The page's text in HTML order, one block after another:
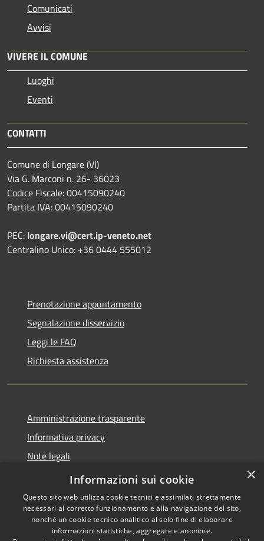
Comunicati
Avvisi
VIVERE IL COMUNE
Luoghi
Eventi
CONTATTI
Comune di Longare (VI)
Via G. Marconi n. 26- 36023
Codice Fiscale: 00415090240
Partita IVA: 00415090240
PEC: longare.vi@cert.ip-veneto.net
Centralino Unico: +36 0444 555012
Prenotazione appuntamento
Segnalazione disservizio
Leggi le FAQ
Richiesta assistenza
Amministrazione trasparente
Informativa privacy
Note legali
Dichiarazione di accessibilità
Copyright © 2026 • Comune di
×
Informazioni sui cookie
Questo sito web utilizza cookie tecnici e assimilati strettamente
necessari al corretto funzionamento e alla navigazione del sito,
nonché un cookie tecnico analitico al solo fine di elaborare
informazioni statistiche, aggregate e anonime.